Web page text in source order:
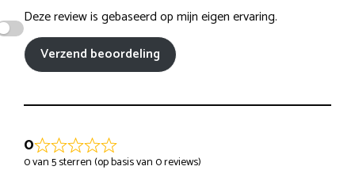
Deze review is gebaseerd op mijn eigen ervaring.
Verzend beoordeling
0
0 van 5 sterren (op basis van 0 reviews)